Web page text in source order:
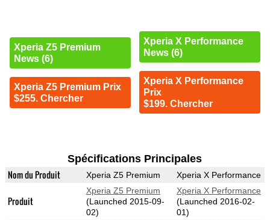
Xperia Z5 Premium
News (6)
Xperia Z5 Premium Prix
$255. Chercher
Xperia X Performance
News (6)
Xperia X Performance
Prix
$199. Chercher
Spécifications Principales
Nom du Produit Xperia Z5 Premium Xperia X Performance
Produit
Xperia Z5 Premium
(Launched 2015-09-
02)
Xperia X Performance
(Launched 2016-02-
01)